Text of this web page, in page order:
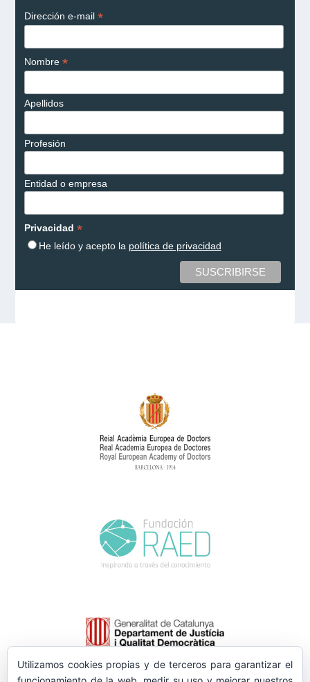
Dirección e-mail *
Nombre *
Apellidos
Profesión
Entidad o empresa
Privacidad *
He leído y acepto la política de privacidad
Utilizamos cookies propias y de terceros para garantizar el